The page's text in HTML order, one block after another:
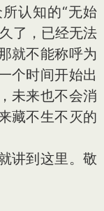
认知的“无始
了，已经无法
就不能称呼为
个时间开始出
未来也不会消
藏不生不灭的
讲到这里。敬